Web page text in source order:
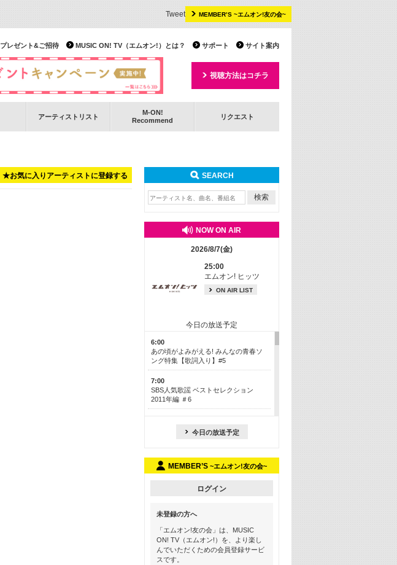
MEMBER’S ~エムオン!友の会~
Tweet
サイト案内
サポート
MUSIC ON! TV（エムオン!）とは？
プレゼント&ご招待
視聴方法はコチラ
アーティストリスト
M-ON!
Recommend
リクエスト
★お気に入りアーティストに登録する SEARCH
NOW ON AIR
2026/8/7(金)
25:00
エムオン! ヒッツ
ON AIR LIST
今日の放送予定
6:00
あの頃がよみがえる! みんなの青春ソ
ング特集【歌詞入り】#5
7:00
SBS人気歌謡 ベストセレクション
2011年編 ＃6
今も昔も愛される鉄板カラオケメドレ
ー【歌詞入り】 一挙5時間！
13:30
Apple Music カウントダウン 20
16:30
あのころK-POPヒッツ! 2018→2021年
18:30
今日の放送予定
MEMBER’S ~エムオン!友の会~
ログイン
未登録の方へ
「エムオン!友の会」は、MUSIC
ON! TV（エムオン!）を、より楽し
んでいただくための会員登録サービ
スです。